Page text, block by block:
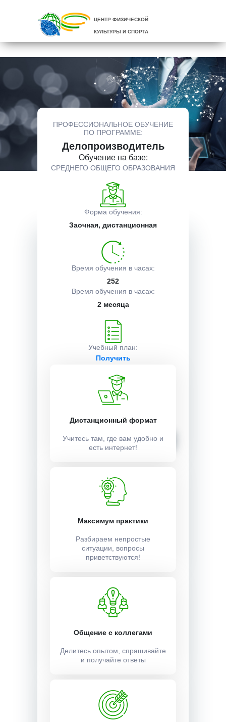
ЦЕНТР ФИЗИЧЕСКОЙ
КУЛЬТУРЫ И СПОРТА
ПРОФЕССИОНАЛЬНОЕ ОБУЧЕНИЕ
ПО ПРОГРАММЕ:
Делопроизводитель
Обучение на базе:
СРЕДНЕГО ОБЩЕГО ОБРАЗОВАНИЯ
Форма обучения:
Заочная, дистанционная
Время обучения в часах:
252
Время обучения в часах:
2 месяца
Учебный план:
Получить
Стоимость:
Записаться
Описание курса
Получаемые документы
Условия поступления
Дистанционный формат
Учитесь там, где вам удобно и
есть интернет!
Максимум практики
Разбираем непростые
ситуации, вопросы
приветствуются!
Общение с коллегами
Делитесь опытом, спрашивайте
и получайте ответы